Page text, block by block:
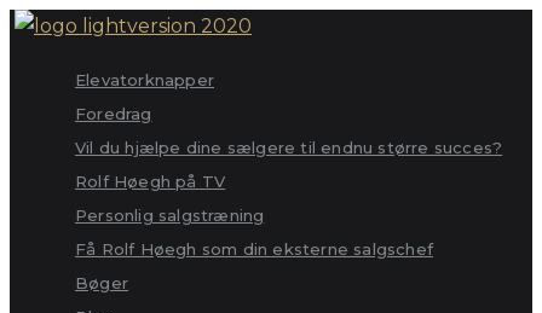
Skip
content
Elevatorknapper
Foredrag
Vil du hjælpe dine sælgere til endnu større succes?
Rolf Høegh på TV
Personlig salgstræning
Få Rolf Høegh som din eksterne salgschef
Bøger